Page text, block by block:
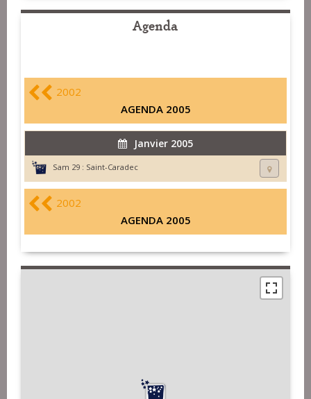
Agenda
2002
AGENDA 2005
Janvier 2005
Sam 29 : Saint-Caradec
2002
AGENDA 2005